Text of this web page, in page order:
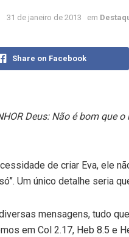
31 de janeiro de 2013 em
Share on Facebook
Deus: Não é bom que
de criar Eva, ele
Um único detalhe seria
mensagens, tudo
em Col 2.17, Heb 8.5 e